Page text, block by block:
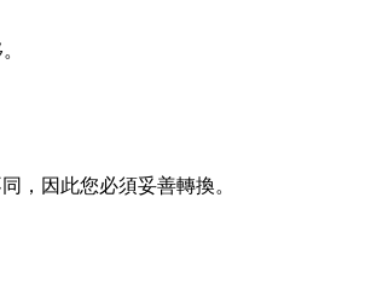
，因此您必須妥善轉換。